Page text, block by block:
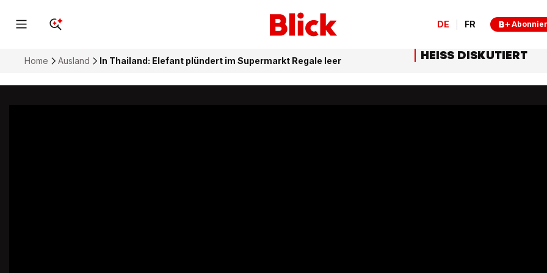
DE FR
Home Ausland In Thailand: Elefant plündert im Supermarkt Regale leer HEISS DISKUTIERT